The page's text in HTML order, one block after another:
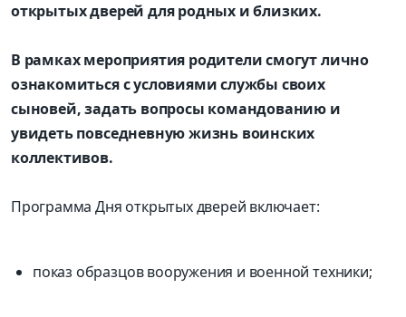
открытых дверей для родных и близких.
В рамках мероприятия родители смогут лично
ознакомиться с условиями службы своих
сыновей, задать вопросы командованию и
увидеть повседневную жизнь воинских
коллективов.
Программа Дня открытых дверей включает:
показ образцов вооружения и военной техники;